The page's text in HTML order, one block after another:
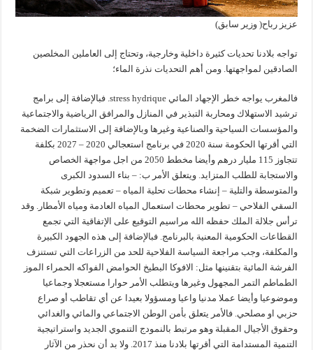
عزيز رباح( وزير سابق)
تواجه بلادنا تحديات كثيرة داخلية وخارجية، وتحتاج إلى العاملين المخلصين
الصادقين لمواجهتها. ومن أهم التحديات نذرة الماء؛
فالمغرب يواجه خطر الإجهاد المائي stress hydrique. فبالإضافة إلى برامج
ترشيد الاستهلاك ومحاربة التبذير في المنازل والمرافق الرياضية والاجتماعية
والمؤسسات السياحية والصناعية وغيرها وبالإضافة إلى الاستثمارات الضخمة
التي أقرتها الحكومة سنة 2020 في برنامج استعجالي 2020 – 2027 بكلفة
تتجاوز 115 مليار درهم وأيضا مخطط 2050 من اجل مواجهة الخصاص
والاستجابة للطلب المتزايد. ويتعلق الأمر ب: – بناء السدود الكبرى
والمتوسطة والتلية – إنشاء محطات تحلية المياه – تعميم وتطوير شبكة
السقي الفلاحي – تطوير محطات استعمال المياه العادمة ومياه الأمطار. وقد
ترأس جلالة الملك حفظه الله مراسيم التوقيع على الإتفاقية التي تجمع
القطاعات الحكومية المعنية بالبرنامج. فبالإضافة إلى هذه الجهود الكبيرة
والمكلفة، وجب مراجعة السياسة الفلاحية للحد من الزراعات التي تستنزف
الفرشة المائية بتقنينها مثل: الافوكا البطيخ الحوامض الفواكه الحمراء الموز
الطماطم التمر المجهول وغيرها ويتطلب الأمر حوارا مستعجلا وجماعيا
وموضوعيا وأيضا عملا مدنيا واعيا ومسؤولا بعيدا عن أي تقاطب أو صراع
حزبي او مصلحي. فالأمر يتعلق بأمن الوطن الاجتماعي والمائي والغدائي
وحقوق الأجيال المقبلة وهو مرتبط بالنمودج التنموي الجديد واستراتيجية
التنمية المستدامة التي أقرتها بلادنا منذ 2017. ولا بد أن نحذر من الآثار